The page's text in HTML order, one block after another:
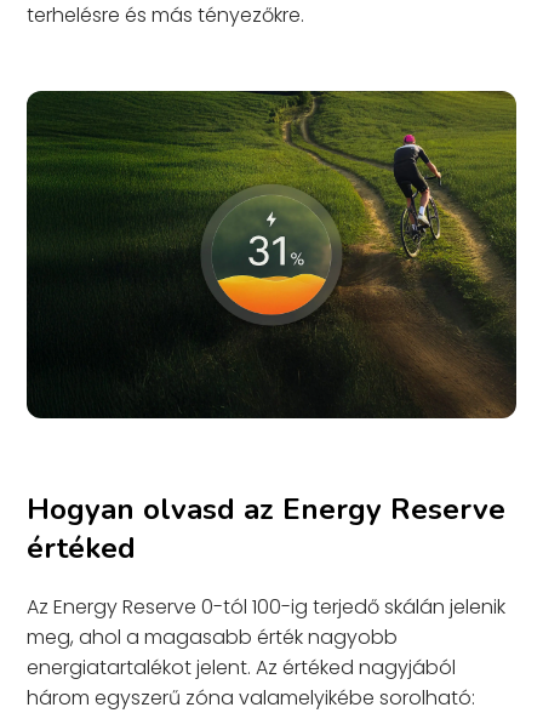
terhelésre és más tényezőkre.
Hogyan olvasd az Energy Reserve
értéked
Az Energy Reserve 0-tól 100-ig terjedő skálán jelenik
meg, ahol a magasabb érték nagyobb
energiatartalékot jelent. Az értéked nagyjából
három egyszerű zóna valamelyikébe sorolható: